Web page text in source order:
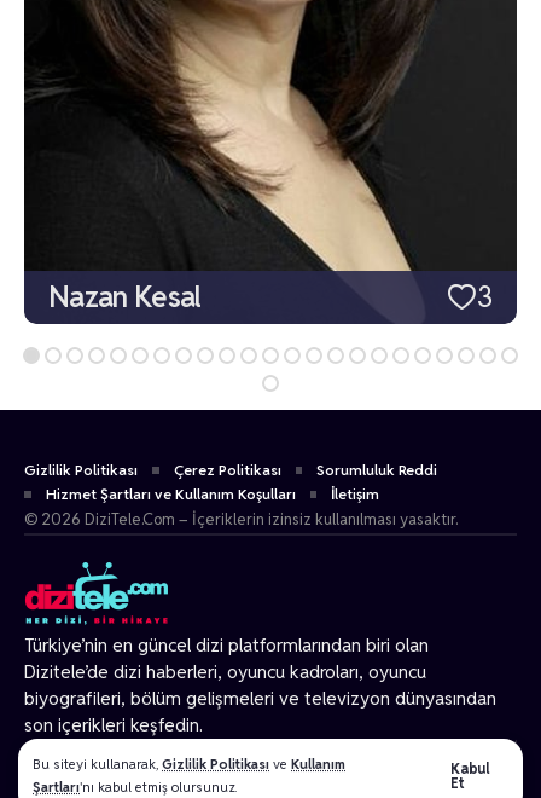
Bu siteyi kullanarak, Gizlilik Politikası ve Kullanım
Şartları'nı kabul etmiş olursunuz.
Kabul
Et
3
Nazan Kesal
Türkiye’nin en güncel dizi platformlarından biri olan
Dizitele’de dizi haberleri, oyuncu kadroları, oyuncu
biyografileri, bölüm gelişmeleri ve televizyon dünyasından
son içerikleri keşfedin.
© 2026 Tüm Hakları Gizlidir.
Gizlilik Politikası Çerez Politikası
Sorumluluk Reddi
Hizmet Şartları ve Kullanım Koşulları
İletişim
© 2026 DiziTele.Com – İçeriklerin izinsiz kullanılması yasaktır.